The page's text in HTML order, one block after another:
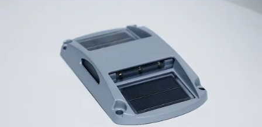
PRIVACYBELEID